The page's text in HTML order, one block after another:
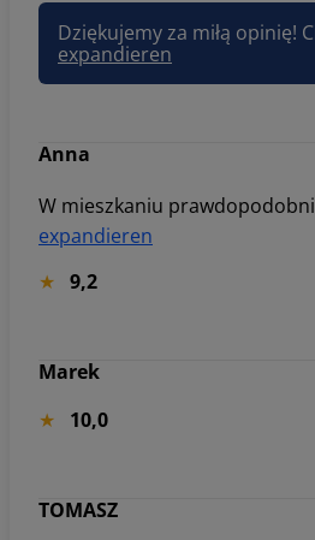
expandieren
Anna
expandieren
9,2
Marek
10,0
TOMASZ